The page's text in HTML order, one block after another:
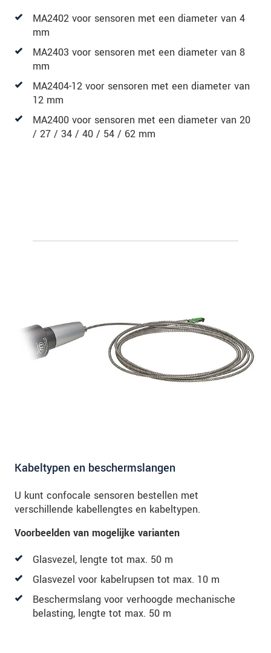
MA2402 voor sensoren met een diameter van 4
mm
MA2403 voor sensoren met een diameter van 8
mm
MA2404-12 voor sensoren met een diameter van
12 mm
MA2400 voor sensoren met een diameter van 20
/ 27 / 34 / 40 / 54 / 62 mm
Kabeltypen en beschermslangen
U kunt confocale sensoren bestellen met
verschillende kabellengtes en kabeltypen.
Voorbeelden van mogelijke varianten
Glasvezel, lengte tot max. 50 m
Glasvezel voor kabelrupsen tot max. 10 m
Beschermslang voor verhoogde mechanische
belasting, lengte tot max. 50 m